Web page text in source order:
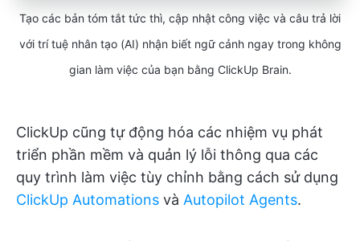
Tạo các bản tóm tắt tức thì, cập nhật công việc và câu trả lời
với trí tuệ nhân tạo (AI) nhận biết ngữ cảnh ngay trong không
gian làm việc của bạn bằng ClickUp Brain.
ClickUp cũng tự động hóa các nhiệm vụ phát
triển phần mềm và quản lý lỗi thông qua các
quy trình làm việc tùy chỉnh bằng cách sử dụng
ClickUp Automations và Autopilot Agents.